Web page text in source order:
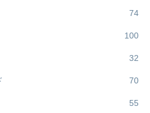
74
100
32
70
55